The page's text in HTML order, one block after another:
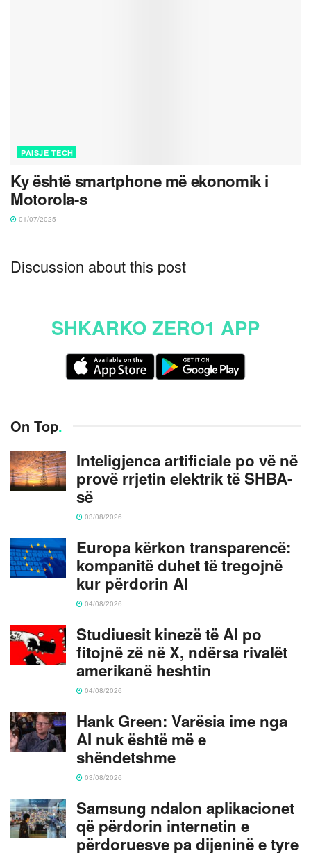
PAISJE TECH
Ky është smartphone më ekonomik i
Motorola-s
01/07/2025
Discussion about this post
SHKARKO ZERO1 APP
On Top.
Inteligjenca artificiale po vë në
provë rrjetin elektrik të SHBA-
së
03/08/2026
Europa kërkon transparencë:
kompanitë duhet të tregojnë
kur përdorin AI
04/08/2026
Studiuesit kinezë të AI po
fitojnë zë në X, ndërsa rivalët
amerikanë heshtin
04/08/2026
Hank Green: Varësia ime nga
AI nuk është më e
shëndetshme
03/08/2026
Samsung ndalon aplikacionet
që përdorin internetin e
përdoruesve pa dijeninë e tyre